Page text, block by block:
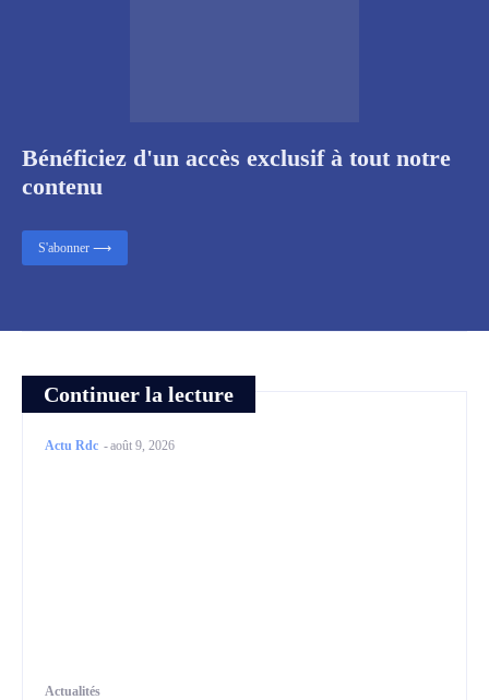
Continuer la lecture
Actu Rdc -août 9, 2026
Actualités
Bénéficiez d'un accès exclusif à tout notre
contenu
S'abonner ⟶